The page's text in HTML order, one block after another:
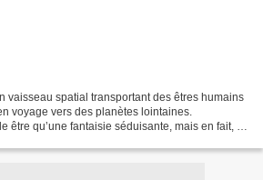
vaisseau spatial transportant des êtres humains
voyage vers des planètes lointaines.
être qu’une fantaisie séduisante, mais en fait, ce